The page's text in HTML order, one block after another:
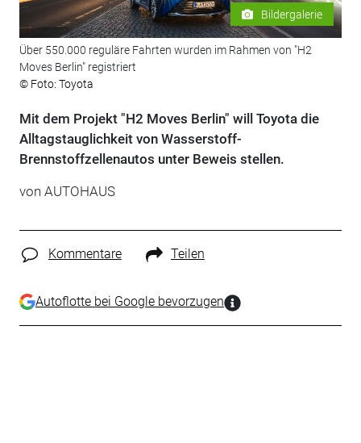
Bildergalerie
Über 550.000 reguläre Fahrten wurden im Rahmen von "H2
Moves Berlin" registriert
© Foto: Toyota
Mit dem Projekt "H2 Moves Berlin" will Toyota die
Alltagstauglichkeit von Wasserstoff-
Brennstoffzellenautos unter Beweis stellen.
von AUTOHAUS
Kommentare Teilen
Autoflotte bei Google bevorzugen